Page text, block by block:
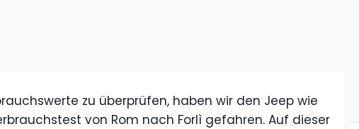
zu überprüfen, haben wir den Jeep wie
von Rom nach Forlì gefahren. Auf dieser